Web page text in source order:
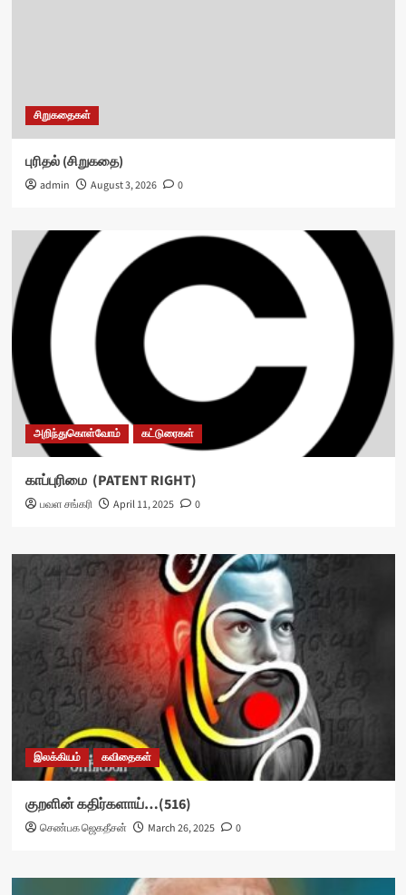
சிறுகதைகள்
புரிதல் (சிறுகதை)
admin August 3, 2026 0
அறிந்துகொள்வோம் கட்டுரைகள்
காப்புரிமை (PATENT RIGHT)
பவள சங்கரி April 11, 2025 0
இலக்கியம் கவிதைகள்
குறளின் கதிர்களாய்…(516)
செண்பக ஜெகதீசன் March 26, 2025 0